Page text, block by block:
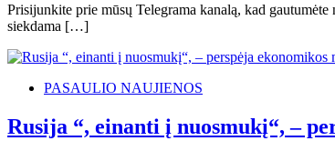
Prisijunkite prie mūsų Telegrama kanalą, kad
siekdama […]
PASAULIO NAUJIENOS
Rusija “, einanti į nuosmukį“, –